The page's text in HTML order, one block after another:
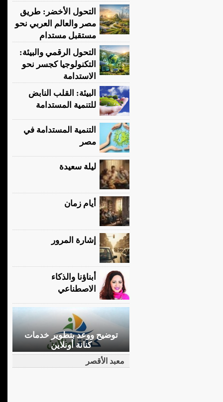
التحول الأخضر: طريق
مصر والعالم العربي نحو
مستقبل مستدام
التحول الرقمي والبيئة:
التكنولوجيا كجسر نحو
الاستدامة
البيئة: القلب النابض
للتنمية المستدامة
التنمية المستدامة في
مصر
ليلة سعيدة
أيام زمان
إشارة المرور
أبناؤنا والذكاء
الاصطناعي
توضيح ووعد بتطوير خدمات
كنانة أونلاين
معبد الأقصر